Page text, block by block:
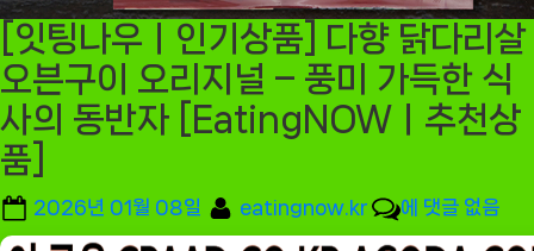
[잇팅나우ㅣ인기상품] 다향 닭다리살
오븐구이 오리지널 – 풍미 가득한 식
사의 동반자 [EatingNOWㅣ추천상
품]
Posted
on
2026년 01월 08일 By
eatingnow.kr
[잇
팅
에 댓글 없음